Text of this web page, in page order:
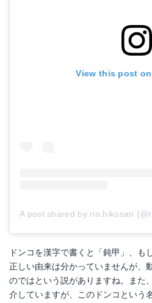
View this post
A post shared by rio.hikosan
ドンコを漢字で書くと「鈍甲」、も
正しい由来は分かっていませんが、
のではという説がありますね。また
介していますが、このドンコという